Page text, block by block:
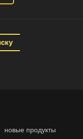
новые продукты